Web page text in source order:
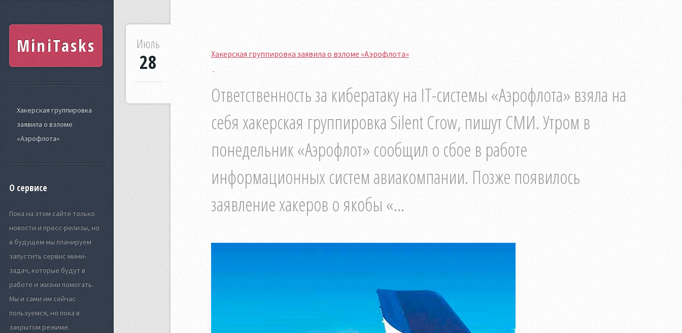
MiniTasks
Хакерская группировка
заявила о взломе
«Аэрофлота»
О сервисе
Пока на этом сайте только
новости и пресс-релизы, но
в будущем мы планируем
запустить сервис мини-
задач, которые будут в
работе и жизни помогать.
Мы и сами им сейчас
пользуемся, но пока в
закрытом режиме.
Хакерская группировка заявила о взломе «Аэрофлота»
Ответственность за кибератаку на IT-системы «Аэрофлота» взяла на
себя хакерская группировка Silent Crow, пишут СМИ. Утром в
понедельник «Аэрофлот» сообщил о сбое в работе
информационных систем авиакомпании. Позже появилось
заявление хакеров о якобы «...
Июль
28